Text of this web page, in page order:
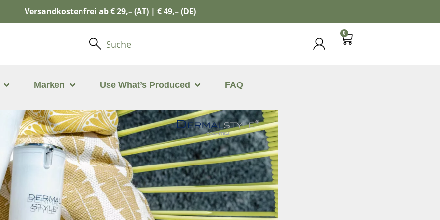
Versandkostenfrei ab € 29,– (AT) | € 49,– (DE)
Suche
0
Marken Use What’s Produced FAQ